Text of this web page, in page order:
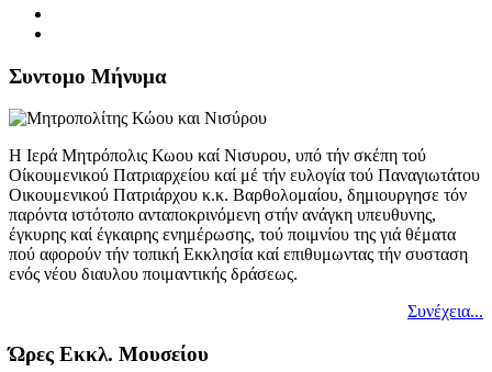
Συντομο Μήνυμα
Η Ιερά Μητρόπολις Κωου καί Νισυρου, υπό τήν σκέπη τού
Οίκουμενικού Πατριαρχείου καί μέ τήν ευλογία τού Παναγιωτάτου
Οικουμενικού Πατριάρχου κ.κ. Βαρθολομαίου, δημιουργησε τόν
παρόντα ιστότοπο ανταποκρινόμενη στήν ανάγκη υπευθυνης,
έγκυρης καί έγκαιρης ενημέρωσης, τού ποιμνίου της γιά θέματα
πού αφορούν τήν τοπική Εκκλησία καί επιθυμωντας τήν συσταση
ενός νέου διαυλου ποιμαντικής δράσεως.
Συνέχεια...
Ώρες Εκκλ. Μουσείου